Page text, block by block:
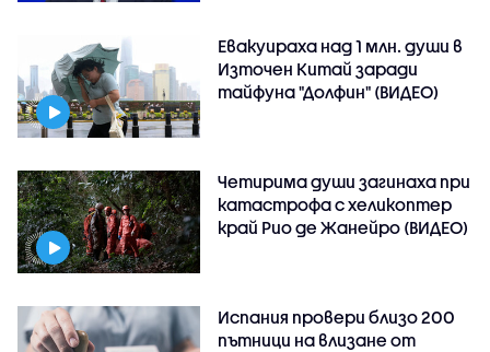
Евакуираха над 1 млн. души в
Източен Китай заради
тайфуна "Долфин" (ВИДЕО)
Четирима души загинаха при
катастрофа с хеликоптер
край Рио де Жанейро (ВИДЕО)
Испания провери близо 200
пътници на влизане от